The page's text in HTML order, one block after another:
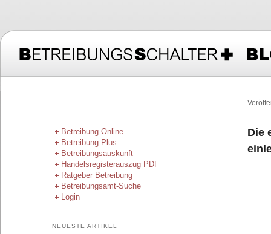
Die
Betreibung Online
Betreibung Plus
Betreibungsauskunft
Handelsregisterauszug PDF
Ratgeber Betreibung
Betreibungsamt-Suche
Login
NEUESTE ARTIKEL